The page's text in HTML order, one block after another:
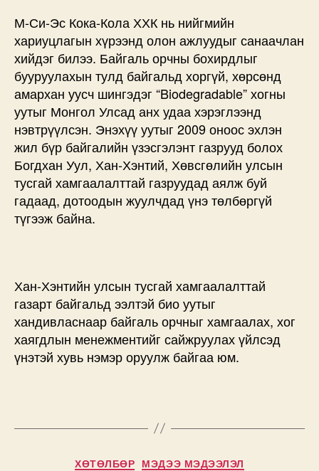
М-Си-Эс Кока-Кола ХХК нь нийгмийн
хариуцлагын хүрээнд олон ажлуудыг санаачлан
хийдэг билээ. Байгаль орчны бохирдлыг
бууруулахын тулд байгальд хоргүй, хөрсөнд
амархан уусч шингэдэг “Biodegradable” хогны
уутыг Монгол Улсад анх удаа хэрэглээнд
нэвтрүүлсэн. Энэхүү уутыг 2009 оноос эхлэн
жил бүр байгалийн үзэсгэлэнт газрууд болох
Богдхан Уул, Хан-Хэнтий, Хөвсгөлийн улсын
тусгай хамгаалалттай газруудад аялж буй
гадаад, дотоодын жуулчдад үнэ төлбөргүй
түгээж байна.
Хан-Хэнтийн улсын тусгай хамгаалалттай
газарт байгальд ээлтэй био уутыг
хандивласнаар байгаль орчныг хамгаалах, хог
хаягдлын менежментийг сайжруулах үйлсэд
үнэтэй хувь нэмэр оруулж байгаа юм.
Categories
ХӨТӨЛБӨР МЭДЭЭ МЭДЭЭЛЭЛ